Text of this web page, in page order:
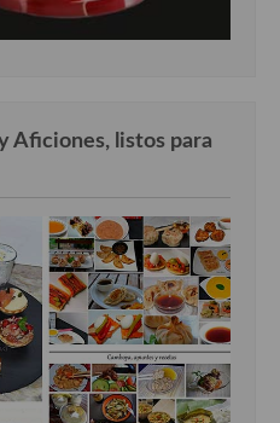
Aficiones, listos para